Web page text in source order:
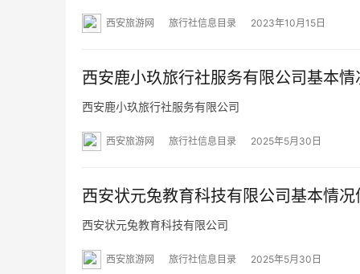
西安旅游网 旅行社信息目录 2023年10月15日
西安鹿小玖旅行社服务有限公司基本
西安鹿小玖旅行社服务有限公司
西安旅游网 旅行社信息目录 2025年5月30日
西安状元兔教育科技有限公司基本情
西安状元兔教育科技有限公司
西安旅游网 旅行社信息目录 2025年5月30日